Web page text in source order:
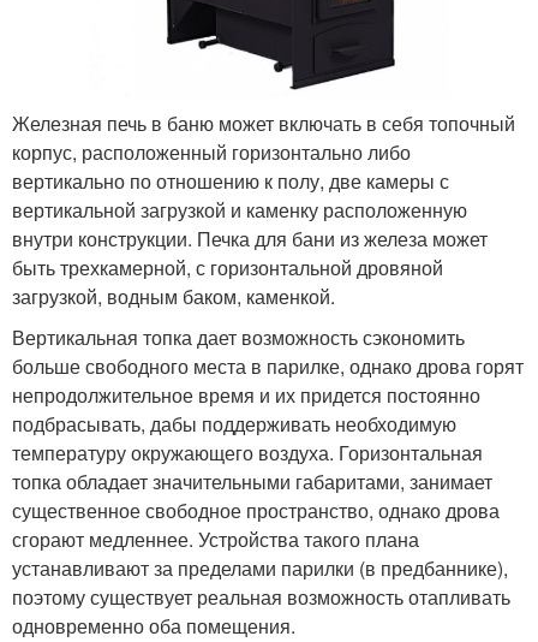
Железная печь в баню может включать в себя топочный
корпус, расположенный горизонтально либо
вертикально по отношению к полу, две камеры с
вертикальной загрузкой и каменку расположенную
внутри конструкции. Печка для бани из железа может
быть трехкамерной, с горизонтальной дровяной
загрузкой, водным баком, каменкой.
Вертикальная топка дает возможность сэкономить
больше свободного места в парилке, однако дрова горят
непродолжительное время и их придется постоянно
подбрасывать, дабы поддерживать необходимую
температуру окружающего воздуха. Горизонтальная
топка обладает значительными габаритами, занимает
существенное свободное пространство, однако дрова
сгорают медленнее. Устройства такого плана
устанавливают за пределами парилки (в предбаннике),
поэтому существует реальная возможность отапливать
одновременно оба помещения.